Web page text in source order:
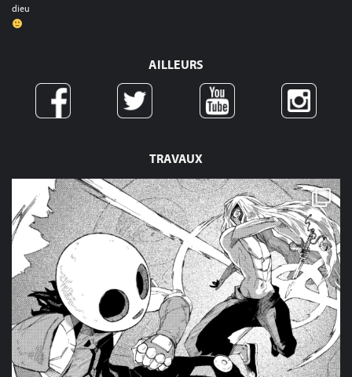
TRAVAUX
dieu
AILLEURS